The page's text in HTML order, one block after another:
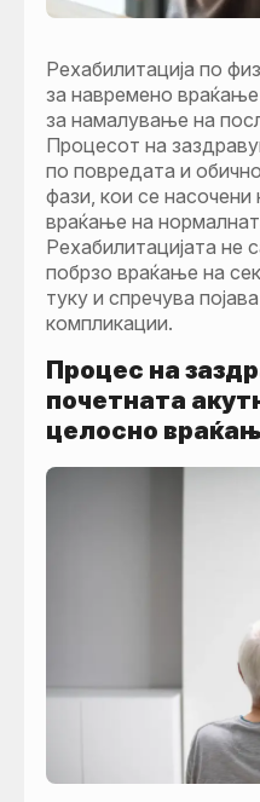
Рехабилитација по
за навремено
за намалување на
Процесот на
по повредата и
фази, кои се
враќање на
Рехабилитацијата не
побрзо враќање на
туку и спречува
компликации.
Процес на
почетната
целосно